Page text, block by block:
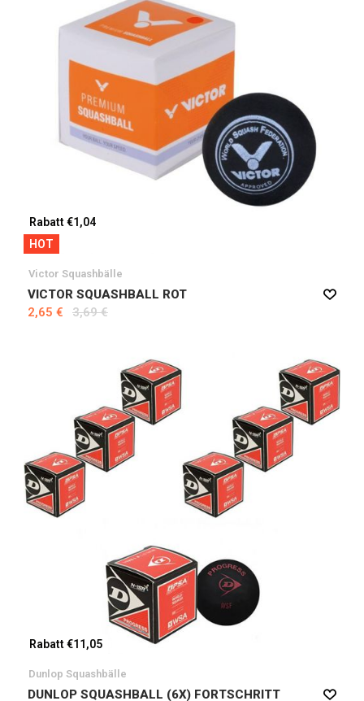
Rabatt €1,04
HOT
Victor Squashbälle
VICTOR SQUASHBALL ROT
2,65 €
3,69 €
Rabatt €11,05
Dunlop Squashbälle
DUNLOP SQUASHBALL (6X) FORTSCHRITT